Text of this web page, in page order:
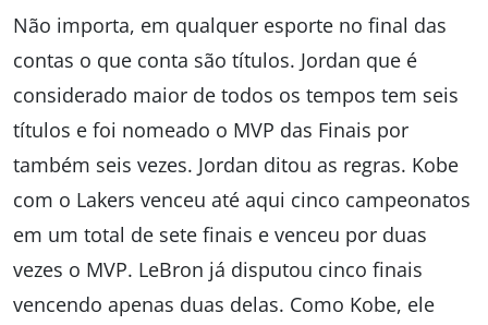
Não importa, em qualquer esporte no final das
contas o que conta são títulos. Jordan que é
considerado maior de todos os tempos tem seis
títulos e foi nomeado o MVP das Finais por
também seis vezes. Jordan ditou as regras. Kobe
com o Lakers venceu até aqui cinco campeonatos
em um total de sete finais e venceu por duas
vezes o MVP. LeBron já disputou cinco finais
vencendo apenas duas delas. Como Kobe, ele